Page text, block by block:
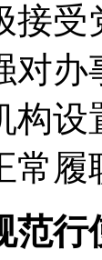
接受
对办
构设
常履
范行